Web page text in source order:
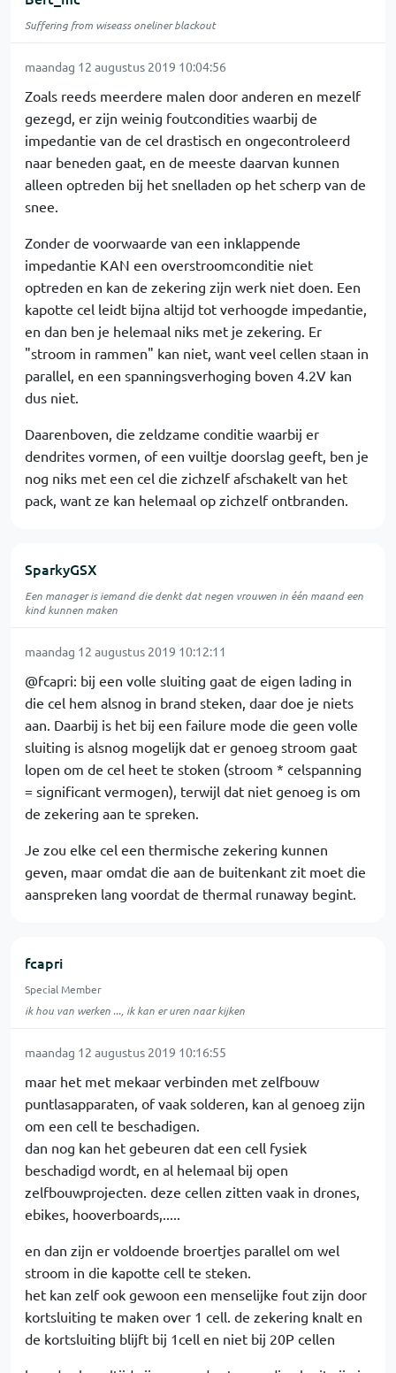
Suffering from wiseass oneliner blackout
maandag 12 augustus 2019 10:04:56
Zoals reeds meerdere malen door anderen en mezelf
gezegd, er zijn weinig foutcondities waarbij de
impedantie van de cel drastisch en ongecontroleerd
naar beneden gaat, en de meeste daarvan kunnen
alleen optreden bij het snelladen op het scherp van de
snee.
Zonder de voorwaarde van een inklappende
impedantie KAN een overstroomconditie niet
optreden en kan de zekering zijn werk niet doen. Een
kapotte cel leidt bijna altijd tot verhoogde impedantie,
en dan ben je helemaal niks met je zekering. Er
"stroom in rammen" kan niet, want veel cellen staan in
parallel, en een spanningsverhoging boven 4.2V kan
dus niet.
Daarenboven, die zeldzame conditie waarbij er
dendrites vormen, of een vuiltje doorslag geeft, ben je
nog niks met een cel die zichzelf afschakelt van het
pack, want ze kan helemaal op zichzelf ontbranden.
SparkyGSX
Een manager is iemand die denkt dat negen vrouwen in één maand een
kind kunnen maken
maandag 12 augustus 2019 10:12:11
@fcapri: bij een volle sluiting gaat de eigen lading in
die cel hem alsnog in brand steken, daar doe je niets
aan. Daarbij is het bij een failure mode die geen volle
sluiting is alsnog mogelijk dat er genoeg stroom gaat
lopen om de cel heet te stoken (stroom * celspanning
= significant vermogen), terwijl dat niet genoeg is om
de zekering aan te spreken.
Je zou elke cel een thermische zekering kunnen
geven, maar omdat die aan de buitenkant zit moet die
aanspreken lang voordat de thermal runaway begint.
fcapri
Special Member
ik hou van werken ..., ik kan er uren naar kijken
maandag 12 augustus 2019 10:16:55
maar het met mekaar verbinden met zelfbouw
puntlasapparaten, of vaak solderen, kan al genoeg zijn
om een cell te beschadigen.
dan nog kan het gebeuren dat een cell fysiek
beschadigd wordt, en al helemaal bij open
zelfbouwprojecten. deze cellen zitten vaak in drones,
ebikes, hooverboards,.....
en dan zijn er voldoende broertjes parallel om wel
stroom in die kapotte cell te steken.
het kan zelf ook gewoon een menselijke fout zijn door
kortsluiting te maken over 1 cell. de zekering knalt en
de kortsluiting blijft bij 1cell en niet bij 20P cellen